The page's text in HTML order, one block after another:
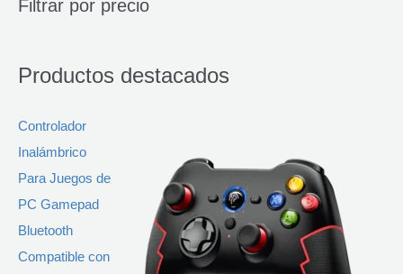
a
o
d
t
o
s
Filtrar por precio
Productos destacados
Controlador
Inalámbrico
Para Juegos de
PC Gamepad
Bluetooth
Compatible con